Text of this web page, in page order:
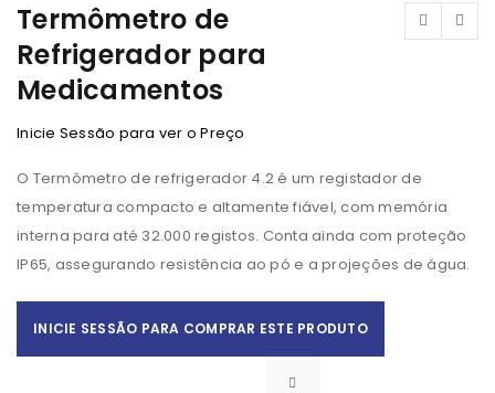
Termômetro de
Refrigerador para
Medicamentos
Inicie Sessão para ver o Preço
O Termômetro de refrigerador 4.2 é um registador de
temperatura compacto e altamente fiável, com memória
interna para até 32.000 registos. Conta ainda com proteção
IP65, assegurando resistência ao pó e a projeções de água.
INICIE SESSÃO PARA COMPRAR ESTE PRODUTO